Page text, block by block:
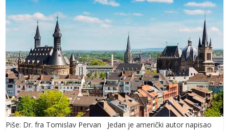
Piše: Dr. fra Tomislav Pervan Jedan je američki autor napisao